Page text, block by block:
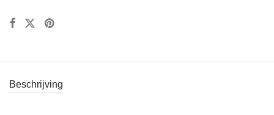
Beschrijving